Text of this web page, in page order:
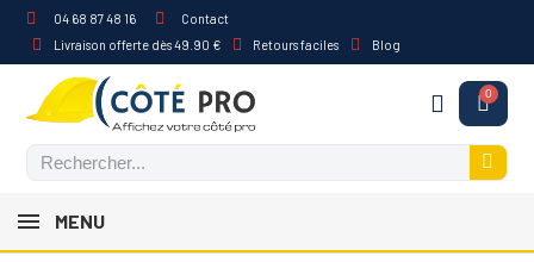
04 68 87 48 16
Contact
Livraison offerte dès 49.90 €
Retours faciles Blog
MENU